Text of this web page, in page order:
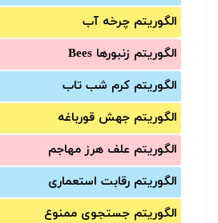
الگوریتم چرخه آب
الگوریتم زنبورها Bees
الگوریتم کرم شب تاب
الگوریتم جهش قورباغه
الگوریتم علف هرز مهاجم
الگوریتم رقابت استعماری
الگوریتم جستجوی ممنوع